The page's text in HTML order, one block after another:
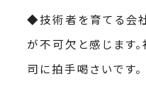
◆技術者を育てる会
が不可欠と感じます
司に拍手喝さいです。